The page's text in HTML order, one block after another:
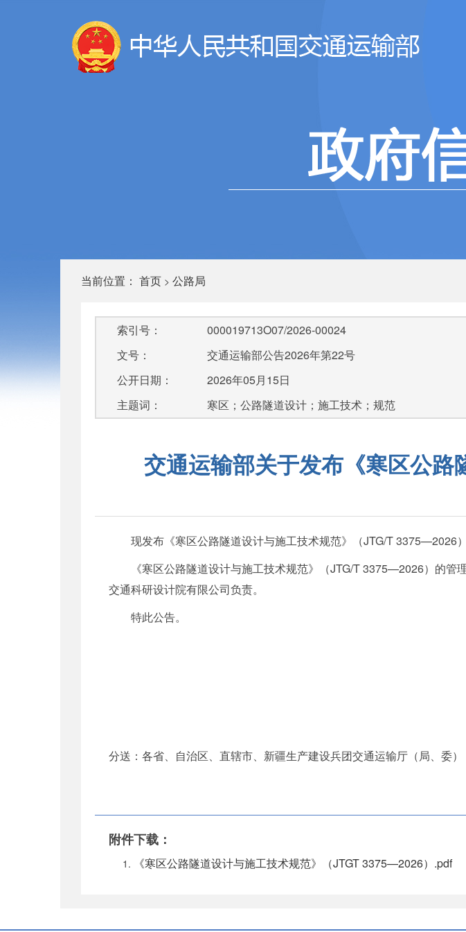
当前位置： 首页 > 公路局
索引号：
000019713O07/2026-00024
文号：
交通运输部公告2026年第22号
公开日期：
2026年05月15日
主题词：
寒区；公路隧道设计；施工技术；规范
交通运输部关于发布《寒区公
现发布《寒区公路隧道设计与施工技术规范》（JTG/T 3375—2026
《寒区公路隧道设计与施工技术规范》（JTG/T 3375—2026）的
交通科研设计院有限公司负责。
特此公告。
分送：各省、自治区、直辖市、新疆生产建设兵团交通运输厅（局、委）
附件下载：
《寒区公路隧道设计与施工技术规范》（JTGT 3375—2026）.pdf